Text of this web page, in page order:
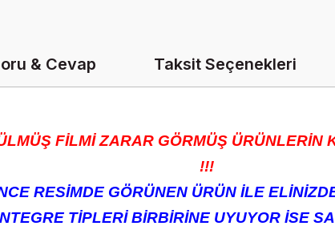
& Cevap Taksit Seçenekleri
FİLMİ ZARAR GÖRMÜŞ ÜRÜNLERİN
!!!
RESİMDE GÖRÜNEN ÜRÜN İLE
TİPLERİ BİRBİRİNE UYUYOR İSE